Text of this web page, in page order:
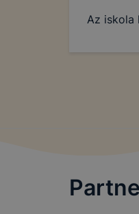
Az iskola